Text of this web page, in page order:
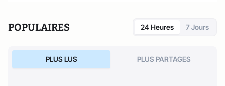
POPULAIRES 24 Heures 7 Jours
PLUS LUS PLUS PARTAGES